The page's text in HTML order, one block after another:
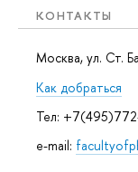
КОНТАКТЫ
Москва, ул. Ст.
Как добраться
Тел:
e-mail: